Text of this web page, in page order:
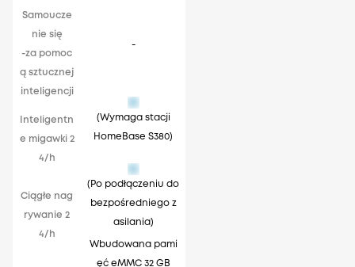
Samoucze
nie się
-za pomoc
ą sztucznej
inteligencji
Inteligentn
e migawki 2
4/h
Ciągłe nag
rywanie 2
4/h
-
(Wymaga stacji
HomeBase S380)
(Po podłączeniu do
bezpośredniego z
asilania)
Wbudowana pami
ęć eMMC 32 GB